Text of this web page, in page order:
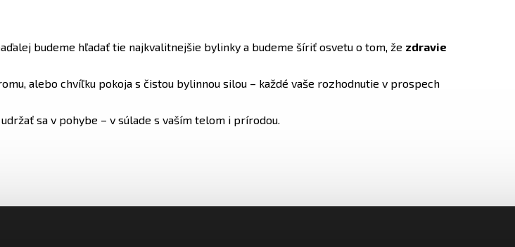
budeme hľadať tie najkvalitnejšie bylinky a budeme šíriť osvetu o tom, že zdravie
alebo chvíľku pokoja s čistou bylinnou silou – každé vaše rozhodnutie v prospech
sa v pohybe – v súlade s vaším telom i prírodou.